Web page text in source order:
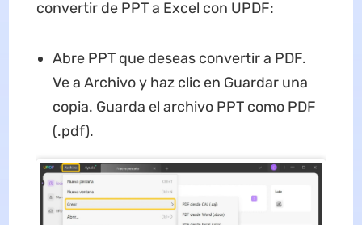
convertir de PPT a Excel con UPDF:
Abre PPT que deseas convertir a PDF.
Ve a Archivo y haz clic en Guardar una
copia. Guarda el archivo PPT como PDF
(.pdf).